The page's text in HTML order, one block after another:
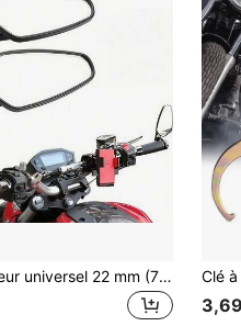
Rétroviseur universel 22 mm (7/8") pour guidon de moto - Rétroviseur usiné CNC, compatible avec la plupart des motos, installation facile, angle de vision réglable, un accessoire esthétique.